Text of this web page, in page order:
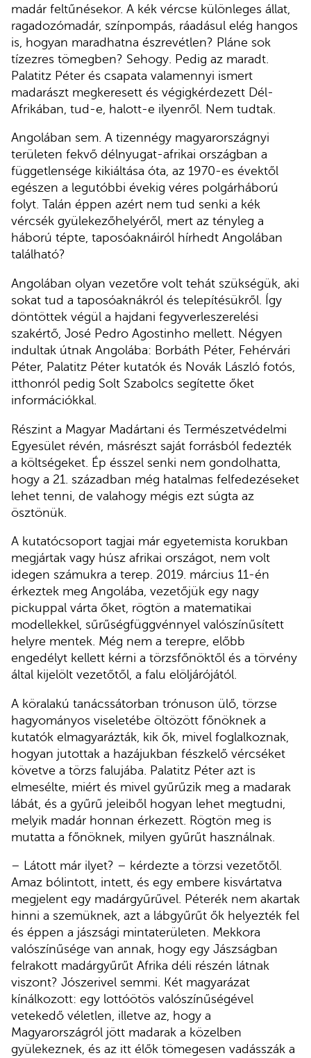
madár feltűnésekor. A kék vércse különleges állat,
ragadozómadár, színpompás, ráadásul elég hangos
is, hogyan maradhatna észrevétlen? Pláne sok
tízezres tömegben? Sehogy. Pedig az maradt.
Palatitz Péter és csapata valamennyi ismert
madarászt megkeresett és végigkérdezett Dél-
Afrikában, tud-e, halott-e ilyenről. Nem tudtak.
Angolában sem. A tizennégy magyarországnyi
területen fekvő délnyugat-afrikai országban a
függetlensége kikiáltása óta, az 1970-es évektől
egészen a legutóbbi évekig véres polgárháború
folyt. Talán éppen azért nem tud senki a kék
vércsék gyülekezőhelyéről, mert az tényleg a
háború tépte, taposóaknáiról hírhedt Angolában
található?
Angolában olyan vezetőre volt tehát szükségük, aki
sokat tud a taposóaknákról és telepítésükről. Így
döntöttek végül a hajdani fegyverleszerelési
szakértő, José Pedro Agostinho mellett. Négyen
indultak útnak Angolába: Borbáth Péter, Fehérvári
Péter, Palatitz Péter kutatók és Novák László fotós,
itthonról pedig Solt Szabolcs segítette őket
információkkal.
Részint a Magyar Madártani és Természetvédelmi
Egyesület révén, másrészt saját forrásból fedezték
a költségeket. Ép ésszel senki nem gondolhatta,
hogy a 21. században még hatalmas felfedezéseket
lehet tenni, de valahogy mégis ezt súgta az
ösztönük.
A kutatócsoport tagjai már egyetemista korukban
megjártak vagy húsz afrikai országot, nem volt
idegen számukra a terep. 2019. március 11-én
érkeztek meg Angolába, vezetőjük egy nagy
pickuppal várta őket, rögtön a matematikai
modellekkel, sűrűségfüggvénnyel valószínűsített
helyre mentek. Még nem a terepre, előbb
engedélyt kellett kérni a törzsfőnöktől és a törvény
által kijelölt vezetőtől, a falu elöljárójától.
A köralakú tanácssátorban trónuson ülő, törzse
hagyományos viseletébe öltözött főnöknek a
kutatók elmagyarázták, kik ők, mivel foglalkoznak,
hogyan jutottak a hazájukban fészkelő vércséket
követve a törzs falujába. Palatitz Péter azt is
elmesélte, miért és mivel gyűrűzik meg a madarak
lábát, és a gyűrű jeleiből hogyan lehet megtudni,
melyik madár honnan érkezett. Rögtön meg is
mutatta a főnöknek, milyen gyűrűt használnak.
– Látott már ilyet? – kérdezte a törzsi vezetőtől.
Amaz bólintott, intett, és egy embere kisvártatva
megjelent egy madárgyűrűvel. Péterék nem akartak
hinni a szemüknek, azt a lábgyűrűt ők helyezték fel
és éppen a jászsági mintaterületen. Mekkora
valószínűsége van annak, hogy egy Jászságban
felrakott madárgyűrűt Afrika déli részén látnak
viszont? Jószerivel semmi. Két magyarázat
kínálkozott: egy lottóötös valószínűségével
vetekedő véletlen, illetve az, hogy a
Magyarországról jött madarak a közelben
gyülekeznek, és az itt élők tömegesen vadásszák a